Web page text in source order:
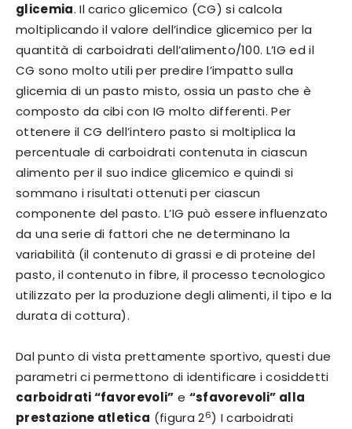
glicemia. Il carico glicemico (CG) si calcola
moltiplicando il valore dell’indice glicemico per la
quantità di carboidrati dell’alimento/100. L’IG ed il
CG sono molto utili per predire l’impatto sulla
glicemia di un pasto misto, ossia un pasto che è
composto da cibi con IG molto differenti. Per
ottenere il CG dell’intero pasto si moltiplica la
percentuale di carboidrati contenuta in ciascun
alimento per il suo indice glicemico e quindi si
sommano i risultati ottenuti per ciascun
componente del pasto. L’IG può essere influenzato
da una serie di fattori che ne determinano la
variabilità (il contenuto di grassi e di proteine del
pasto, il contenuto in fibre, il processo tecnologico
utilizzato per la produzione degli alimenti, il tipo e la
durata di cottura).
Dal punto di vista prettamente sportivo, questi due
parametri ci permettono di identificare i cosiddetti
carboidrati “favorevoli” e “sfavorevoli” alla
prestazione atletica (figura 26) I carboidrati